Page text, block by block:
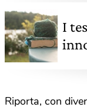
I
Riporta, con